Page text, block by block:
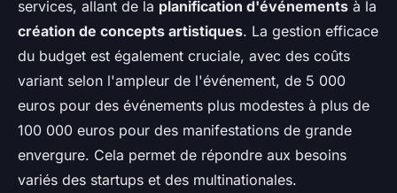
services, allant de la planification d'événements à la
création de concepts artistiques. La gestion efficace
du budget est également cruciale, avec des coûts
variant selon l'ampleur de l'événement, de 5 000
euros pour des événements plus modestes à plus de
100 000 euros pour des manifestations de grande
envergure. Cela permet de répondre aux besoins
variés des startups et des multinationales.